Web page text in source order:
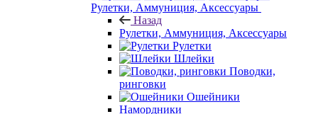
Рулетки, Аммуниция, Аксессуары
Назад
Рулетки, Аммуниция, Аксессуары
Рулетки
Шлейки
Поводки,
ринговки
Ошейники
Намордники